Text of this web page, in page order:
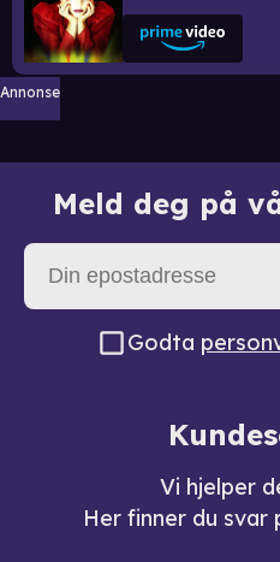
Annonse
Meld deg på
Godta
Vi hjelper
Her finner du svar